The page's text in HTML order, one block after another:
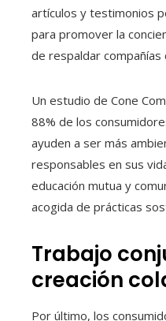
artículos y testimonios
para promover la
de respaldar compañías
Un estudio de Cone
88% de los
ayuden a ser más
responsables en sus
educación mutua y
acogida de prácticas
Trabajo
creación
Por último, los